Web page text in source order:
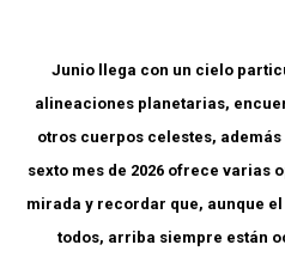
Junio llega con un cielo
alineaciones planetarias,
otros cuerpos celestes, además
sexto mes de 2026 ofrece varias
mirada y recordar que, aunque
todos, arriba siempre están